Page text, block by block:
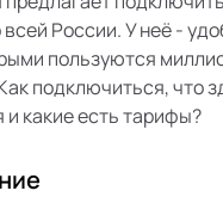
России. У неё -
пользуются
подключиться, что
и какие есть тарифы?